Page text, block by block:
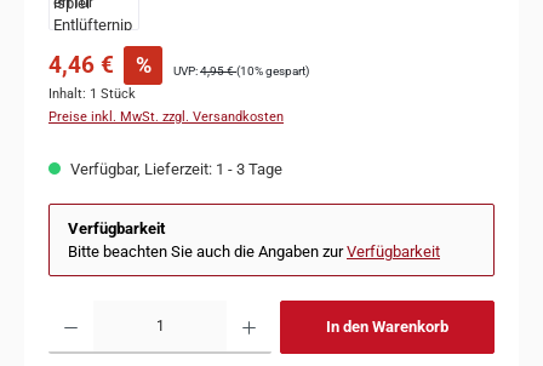
4,46 € % UVP:4,95 €(10% gespart)
Inhalt: 1 Stück
Preise inkl. MwSt. zzgl. Versandkosten
Verfügbar, Lieferzeit: 1 - 3 Tage
Verfügbarkeit
Bitte beachten Sie auch die Angaben zurVerfügbarkeit
In den Warenkorb